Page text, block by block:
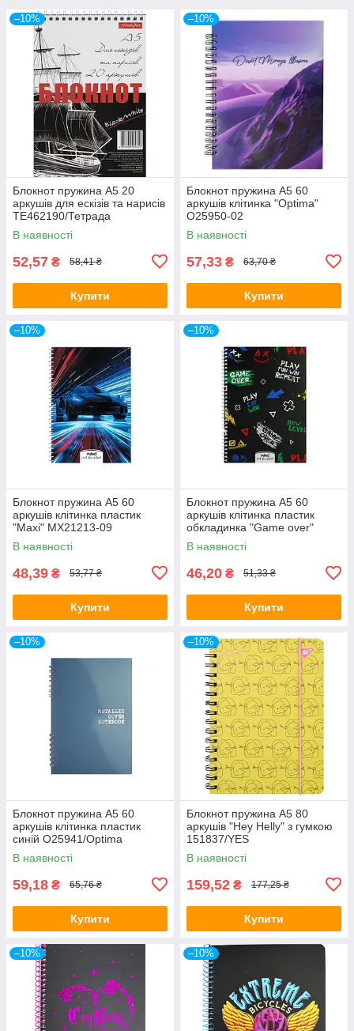
–10%
Блокнот пружина А5 20
аркушів для ескізів та нарисів
ТЕ462190/Тетрада
В наявності
52,57 ₴ 58,41 ₴
Купити
–10%
Блокнот пружина А5 60
аркушів клітинка "Optima"
O25950-02
В наявності
57,33 ₴ 63,70 ₴
Купити
–10%
Блокнот пружина А5 60
аркушів клітинка пластик
"Maxi" MX21213-09
В наявності
48,39 ₴ 53,77 ₴
Купити
–10%
Блокнот пружина А5 60
аркушів клітинка пластик
обкладинка "Game over"
MX21213-02
В наявності
46,20 ₴ 51,33 ₴
Купити
–10%
Блокнот пружина А5 60
аркушів клітинка пластик
синій O25941/Optima
В наявності
59,18 ₴ 65,76 ₴
Купити
–10%
Блокнот пружина А5 80
аркушів "Hey Helly" з гумкою
151837/YES
В наявності
159,52 ₴ 177,25 ₴
Купити
–10% –10%